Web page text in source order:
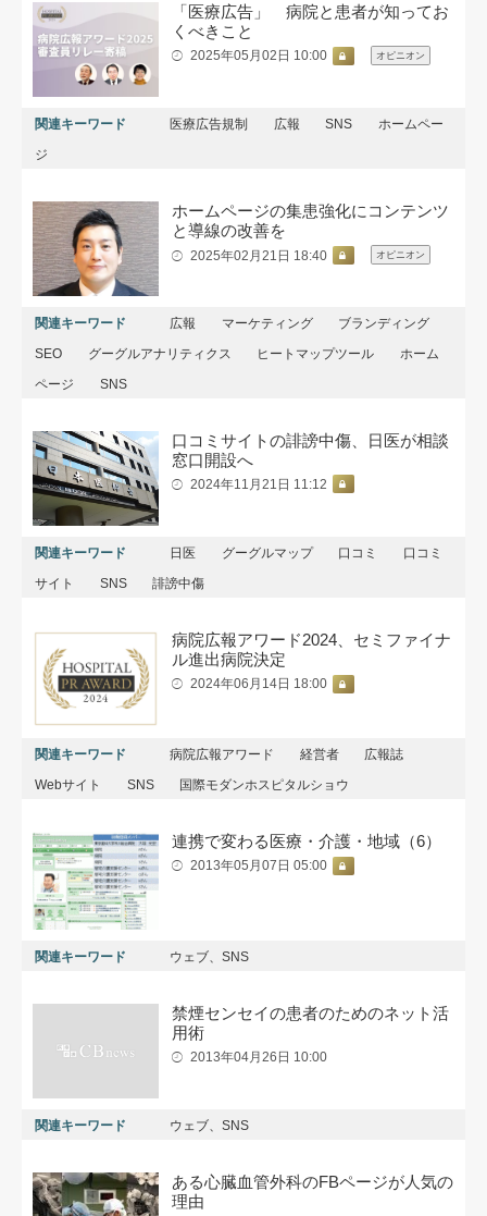
「医療広告」 病院と患者が知ってお
くべきこと
2025年05月02日 10:00 オピニオン
関連キーワード 医療広告規制 広報 SNS
ホームペー
ジ
ホームページの集患強化にコンテンツ
と導線の改善を
2025年02月21日 18:40 オピニオン
関連キーワード 広報 マーケティング
ブランディング
SEO
グーグルアナリティクス ヒートマップツール
ホーム
ページ
SNS
口コミサイトの誹謗中傷、日医が相談
窓口開設へ
2024年11月21日 11:12
関連キーワード 日医 グーグルマップ 口コミ
口コミ
サイト
SNS 誹謗中傷
病院広報アワード2024、セミファイナ
ル進出病院決定
2024年06月14日 18:00
関連キーワード 病院広報アワード 経営者
広報誌
Webサイト
SNS 国際モダンホスピタルショウ
連携で変わる医療・介護・地域（6）
2013年05月07日 05:00
関連キーワード ウェブ、SNS
禁煙センセイの患者のためのネット活
用術
2013年04月26日 10:00
関連キーワード ウェブ、SNS
ある心臓血管外科のFBページが人気の
理由